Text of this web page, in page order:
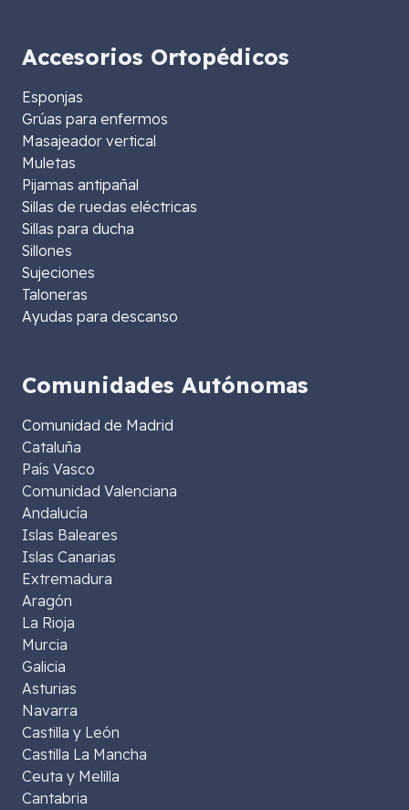
Accesorios Ortopédicos
Esponjas
Grúas para enfermos
Masajeador vertical
Muletas
Pijamas antipañal
Sillas de ruedas eléctricas
Sillas para ducha
Sillones
Sujeciones
Taloneras
Ayudas para descanso
Comunidades Autónomas
Comunidad de Madrid
Cataluña
País Vasco
Comunidad Valenciana
Andalucía
Islas Baleares
Islas Canarias
Extremadura
Aragón
La Rioja
Murcia
Galicia
Asturias
Navarra
Castilla y León
Castilla La Mancha
Ceuta y Melilla
Cantabria